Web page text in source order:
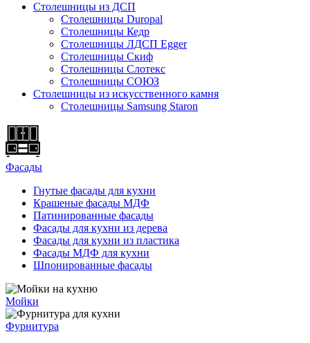
Столешницы из ДСП
Столешницы Duropal
Столешницы Кедр
Столешницы ЛДСП Egger
Столешницы Скиф
Столешницы Слотекс
Столешницы СОЮЗ
Столешницы из искусственного камня
Столешницы Samsung Staron
Фасады
Гнутые фасады для кухни
Крашеные фасады МДФ
Патинированные фасады
Фасады для кухни из дерева
Фасады для кухни из пластика
Фасады МДФ для кухни
Шпонированные фасады
Мойки
Фурнитура